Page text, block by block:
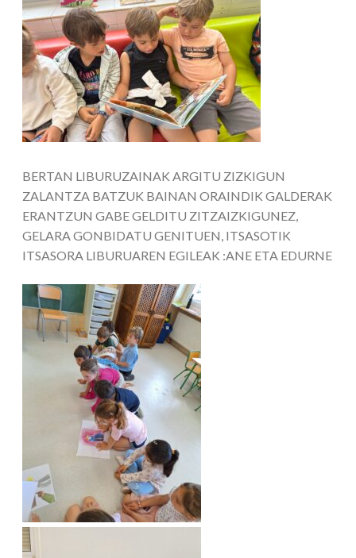
BERTAN LIBURUZAINAK ARGITU ZIZKIGUN
ZALANTZA BATZUK BAINAN ORAINDIK GALDERAK
ERANTZUN GABE GELDITU ZITZAIZKIGUNEZ,
GELARA GONBIDATU GENITUEN, ITSASOTIK
ITSASORA LIBURUAREN EGILEAK :ANE ETA EDURNE